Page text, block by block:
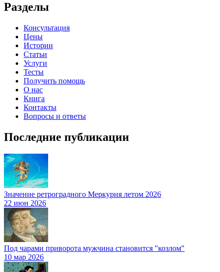
Разделы
Консультация
Цены
Истории
Статьи
Услуги
Тесты
Получить помощь
О нас
Книга
Контакты
Вопросы и ответы
Последние публикации
Значение ретроградного Меркурия летом 2026
22 июн 2026
Под чарами приворота мужчина становится "козлом"
10 мар 2026